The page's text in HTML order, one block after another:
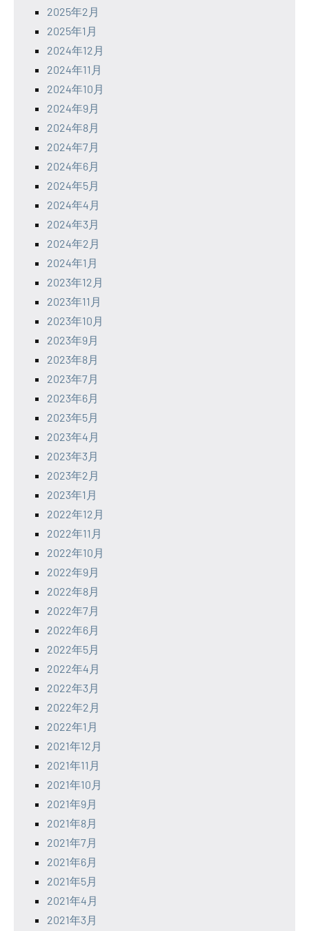
2025年2月
2025年1月
2024年12月
2024年11月
2024年10月
2024年9月
2024年8月
2024年7月
2024年6月
2024年5月
2024年4月
2024年3月
2024年2月
2024年1月
2023年12月
2023年11月
2023年10月
2023年9月
2023年8月
2023年7月
2023年6月
2023年5月
2023年4月
2023年3月
2023年2月
2023年1月
2022年12月
2022年11月
2022年10月
2022年9月
2022年8月
2022年7月
2022年6月
2022年5月
2022年4月
2022年3月
2022年2月
2022年1月
2021年12月
2021年11月
2021年10月
2021年9月
2021年8月
2021年7月
2021年6月
2021年5月
2021年4月
2021年3月